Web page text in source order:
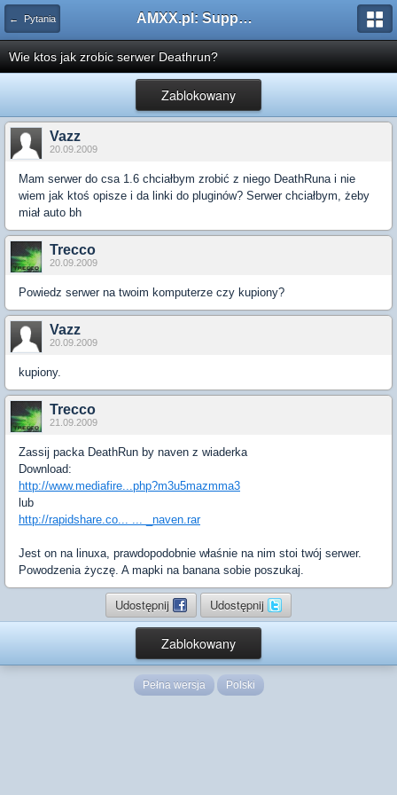
← Pytania AMXX.pl: Support AMX Mod X i SourceMod
Wie ktos jak zrobic serwer Deathrun?
Zablokowany
Vazz
20.09.2009
Mam serwer do csa 1.6 chciałbym zrobić z niego DeathRuna i nie
wiem jak ktoś opisze i da linki do pluginów? Serwer chciałbym, żeby
miał auto bh
Trecco
20.09.2009
Powiedz serwer na twoim komputerze czy kupiony?
Vazz
20.09.2009
kupiony.
Trecco
21.09.2009
Zassij packa DeathRun by naven z wiaderka
Download:
http://www.mediafire...php?m3u5mazmma3
lub
http://rapidshare.co... ... _naven.rar
Jest on na linuxa, prawdopodobnie właśnie na nim stoi twój serwer.
Powodzenia życzę. A mapki na banana sobie poszukaj.
Udostępnij Udostępnij
Zablokowany
Pełna wersja Polski